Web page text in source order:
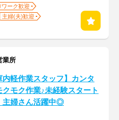
ワーク歓迎
主婦(夫)歓迎
業所
内軽作業スタッフ】カンタ
クモク作業♪未経験スタート
主婦さん活躍中◎